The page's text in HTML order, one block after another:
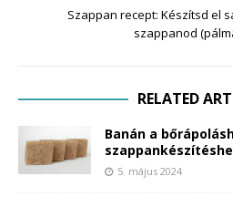
Szappan recept: Készítsd el
szappanod
RELATED
Banán a
5. május 2024